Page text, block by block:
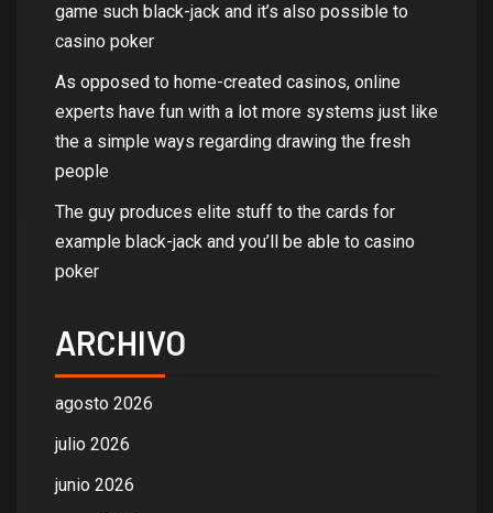
game such black-jack and it’s also possible to
casino poker
As opposed to home-created casinos, online
experts have fun with a lot more systems just like
the a simple ways regarding drawing the fresh
people
The guy produces elite stuff to the cards for
example black-jack and you’ll be able to casino
poker
ARCHIVO
agosto 2026
julio 2026
junio 2026